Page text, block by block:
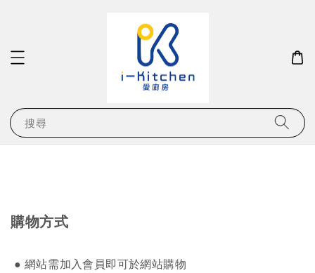
搜尋
購物方式
● 網站需加入會員即可於網站購物